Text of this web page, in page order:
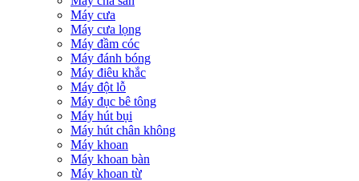
Máy cưa
Máy cưa lọng
Máy đầm cóc
Máy đánh bóng
Máy điêu khắc
Máy đột lỗ
Máy đục bê tông
Máy hút bụi
Máy hút chân không
Máy khoan
Máy khoan bàn
Máy khoan từ